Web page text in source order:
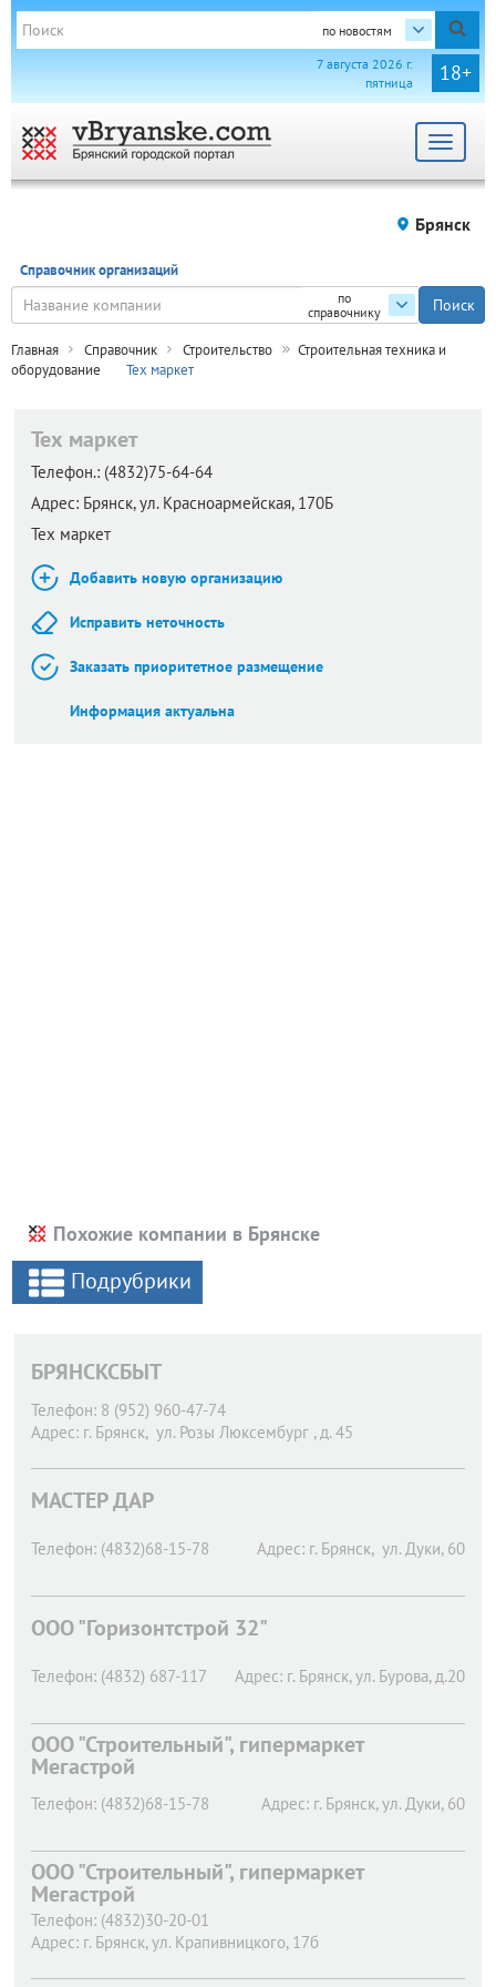
по новостям
18+
7 августа 2026 г.
пятница
Toggle
Брянск
Справочник организаций
по
справочнику
Главная Справочник Строительство
Строительная техника и
оборудование
Тех маркет
Тех маркет
Телефон.: (4832)75-64-64
Адрес: Брянск,ул. Красноармейская, 170Б
Тех маркет
Добавить новую организацию
Исправить неточность
Заказать приоритетное размещение
Информация актуальна
Похожие компании в Брянске
Подрубрики
БРЯНСКСБЫТ
Телефон: 8 (952) 960-47-74
Адрес: г. Брянск, ул. Розы Люксембург , д. 45
МАСТЕР ДАР
Телефон: (4832)68-15-78 Адрес: г. Брянск, ул. Дуки, 60
ООО "Горизонтстрой 32"
Телефон: (4832) 687-117 Адрес: г. Брянск, ул. Бурова, д.20
ООО "Строительный", гипермаркет
Мегастрой
Телефон: (4832)68-15-78 Адрес: г. Брянск, ул. Дуки, 60
ООО "Строительный", гипермаркет
Мегастрой
Телефон: (4832)30-20-01
Адрес: г. Брянск, ул. Крапивницкого, 17б